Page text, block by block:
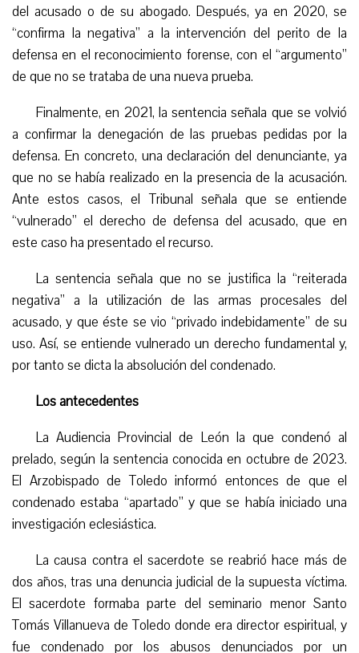
del acusado o de su abogado. Después, ya en 2020, se
“confirma la negativa” a la intervención del perito de la
defensa en el reconocimiento forense, con el “argumento”
de que no se trataba de una nueva prueba.
Finalmente, en 2021, la sentencia señala que se volvió
a confirmar la denegación de las pruebas pedidas por la
defensa. En concreto, una declaración del denunciante, ya
que no se había realizado en la presencia de la acusación.
Ante estos casos, el Tribunal señala que se entiende
“vulnerado” el derecho de defensa del acusado, que en
este caso ha presentado el recurso.
La sentencia señala que no se justifica la “reiterada
negativa” a la utilización de las armas procesales del
acusado, y que éste se vio “privado indebidamente” de su
uso. Así, se entiende vulnerado un derecho fundamental y,
por tanto se dicta la absolución del condenado.
Los antecedentes
La Audiencia Provincial de León la que condenó al
prelado, según la sentencia conocida en octubre de 2023.
El Arzobispado de Toledo informó entonces de que el
condenado estaba “apartado” y que se había iniciado una
investigación eclesiástica.
La causa contra el sacerdote se reabrió hace más de
dos años, tras una denuncia judicial de la supuesta víctima.
El sacerdote formaba parte del seminario menor Santo
Tomás Villanueva de Toledo donde era director espiritual, y
fue condenado por los abusos denunciados por un